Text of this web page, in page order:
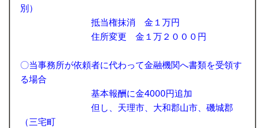
別）
抵当権抹消 金１万円
住所変更 金１万２０００円
〇当事務所が依頼者に代わって金融機関へ書類を受領す
る場合
基本報酬に金4000円追加
但し、天理市、大和郡山市、磯城郡
（三宅町